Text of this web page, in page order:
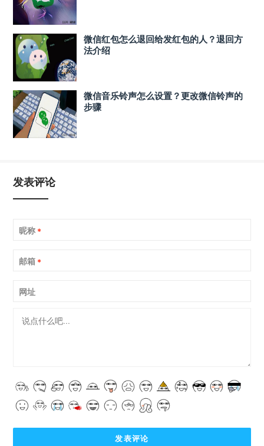
微信红包怎么退回给发红包的人？退回方
法介绍
微信音乐铃声怎么设置？更改微信铃声的
步骤
发表评论
昵称 *
邮箱 *
网址